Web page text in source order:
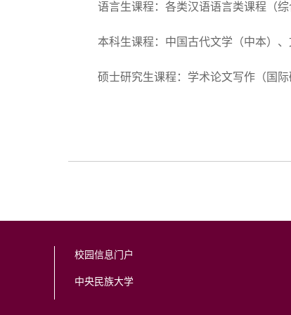
语言生课程：各类汉语语言类课程（综
本科生课程：中国古代文学（中本）
硕士研究生课程：学术论文写作（国
校园信息门户
中央民族大学